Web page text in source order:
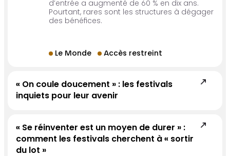
d’entrée a augmenté de 60 % en dix ans.
Pourtant, rares sont les structures à dégager
des bénéfices.
Le Monde Accès restreint
« On coule doucement » : les festivals
inquiets pour leur avenir
« Se réinventer est un moyen de durer » :
comment les festivals cherchent à « sortir
du lot »